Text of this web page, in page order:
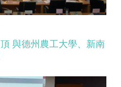
與德州農工大學、新南